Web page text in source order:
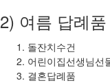
2) 여름 답례
돌잔치수건
어린이집선생님선
결혼답례품